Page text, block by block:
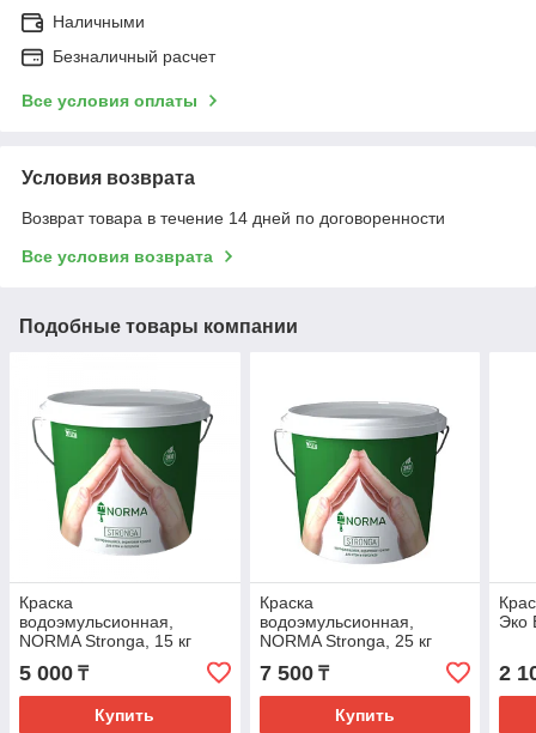
Наличными
Безналичный расчет
Все условия оплаты
Условия возврата
Возврат товара в течение 14 дней по договоренности
Все условия возврата
Подобные товары компании
Краска
водоэмульсионная,
NORMA Stronga, 15 кг
(Норма Стронга 15 кг)
5 000 ₸
Купить
Краска
водоэмульсионная,
NORMA Stronga, 25 кг
(Норма Стронга 25 кг)
7 500₸
Купить
Эко
2